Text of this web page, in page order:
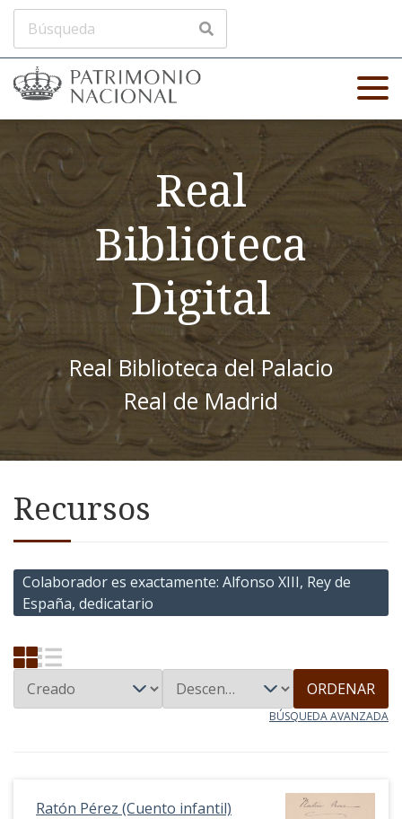
Real
Biblioteca
Digital
Real Biblioteca del Palacio
Real de Madrid
Recursos
Colaborador es exactamente Alfonso XIII, Rey de
España, dedicatario
ORDENAR
BÚSQUEDA AVANZADA
Ratón Pérez (Cuento infantil)